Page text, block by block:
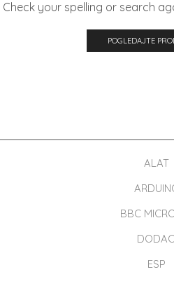
Check your spelling or search
POGLEDAJTE
Popust od 5% za sve narudžbine
UPS i Solarni sistemi
ALAT
BBC
ESP